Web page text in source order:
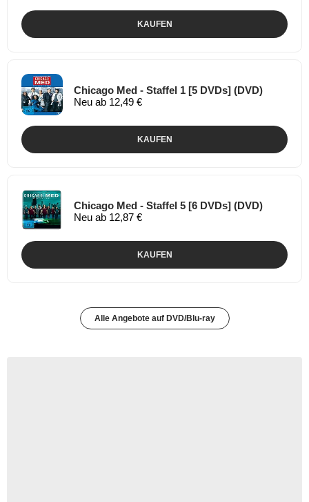
KAUFEN
Chicago Med - Staffel 1 [5 DVDs] (DVD)
Neu ab 12,49 €
KAUFEN
Chicago Med - Staffel 5 [6 DVDs] (DVD)
Neu ab 12,87 €
KAUFEN
Alle Angebote auf DVD/Blu-ray